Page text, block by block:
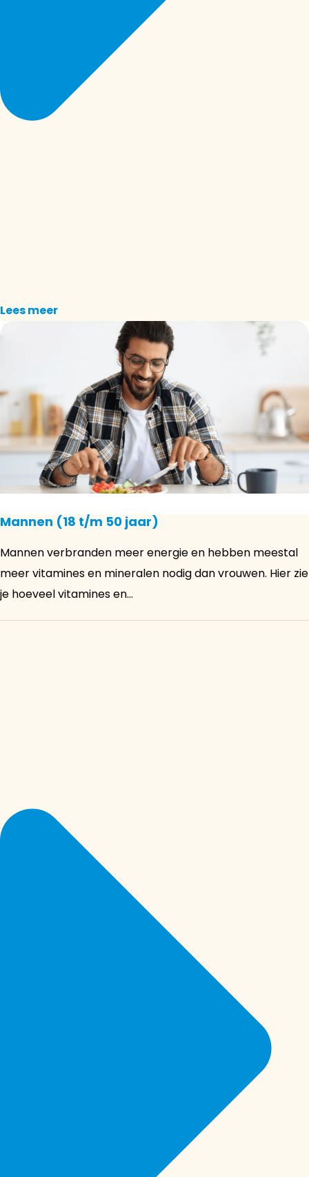
Lees meer
Mannen (18 t/m 50 jaar)
Mannen verbranden meer energie en hebben meestal
meer vitamines en mineralen nodig dan vrouwen. Hier zie
je hoeveel vitamines en...